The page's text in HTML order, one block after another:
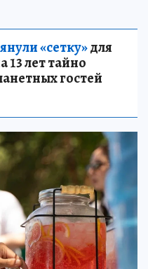
«сетку»для
13 лет тайно
гостей